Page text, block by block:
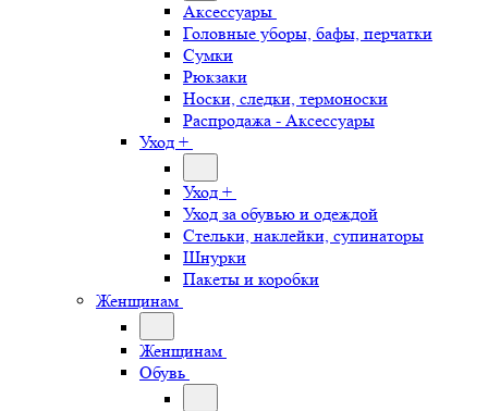
Аксессуары
Головные уборы, бафы, перчатки
Сумки
Рюкзаки
Носки, следки, термоноски
Распродажа - Аксессуары
Уход +
Уход +
Уход за обувью и одеждой
Стельки, наклейки, супинаторы
Шнурки
Пакеты и коробки
Женщинам
Женщинам
Обувь